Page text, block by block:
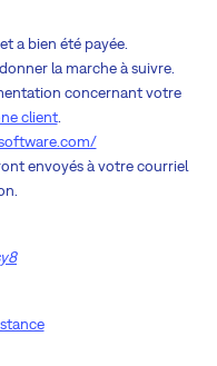
a bien été payée.
la marche à suivre.
concernant votre
client.
envoyés à votre courriel